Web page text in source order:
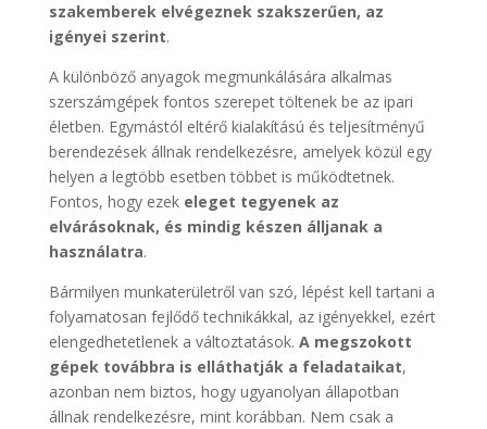
szakemberek elvégeznek szakszerűen, az
igényei szerint.
A különböző anyagok megmunkálására alkalmas
szerszámgépek fontos szerepet töltenek be az ipari
életben. Egymástól eltérő kialakítású és teljesítményű
berendezések állnak rendelkezésre, amelyek közül egy
helyen a legtöbb esetben többet is működtetnek.
Fontos, hogy ezek eleget tegyenek az
elvárásoknak, és mindig készen álljanak a
használatra.
Bármilyen munkaterületről van szó, lépést kell tartani a
folyamatosan fejlődő technikákkal, az igényekkel, ezért
elengedhetetlenek a változtatások. A megszokott
gépek továbbra is elláthatják a feladataikat,
azonban nem biztos, hogy ugyanolyan állapotban
állnak rendelkezésre, mint korábban. Nem csak a